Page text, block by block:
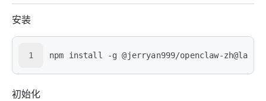
安装
1 npm install -g @jerryan999/openclaw-
初始化